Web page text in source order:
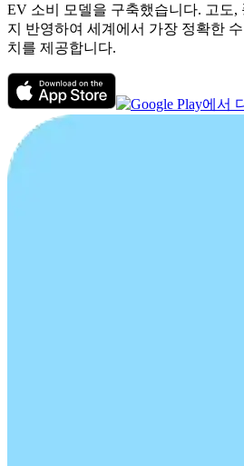
EV 소비 모델을 구축했습니다. 고도,
지 반영하여 세계에서 가장 정확한
치를 제공합니다.